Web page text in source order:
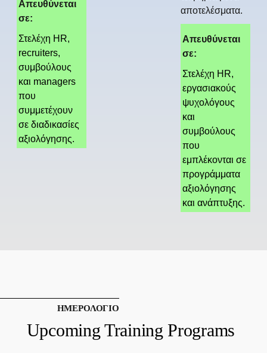
Απευθύνεται
σε:
Στελέχη HR,
recruiters,
συμβούλους
και managers
που
συμμετέχουν
σε διαδικασίες
αξιολόγησης.
αποτελέσματα.
Απευθύνεται
σε:
Στελέχη HR,
εργασιακούς
ψυχολόγους
και
συμβούλους
που
εμπλέκονται σε
προγράμματα
αξιολόγησης
και ανάπτυξης.
ΗΜΕΡΟΛΟΓΙΟ
Upcoming Training Programs